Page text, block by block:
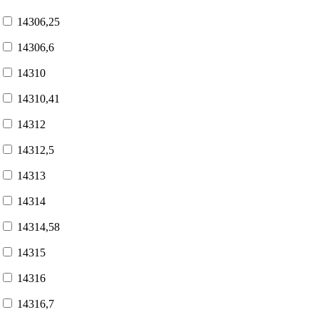
14306,25
14306,6
14310
14310,41
14312
14312,5
14313
14314
14314,58
14315
14316
14316,7